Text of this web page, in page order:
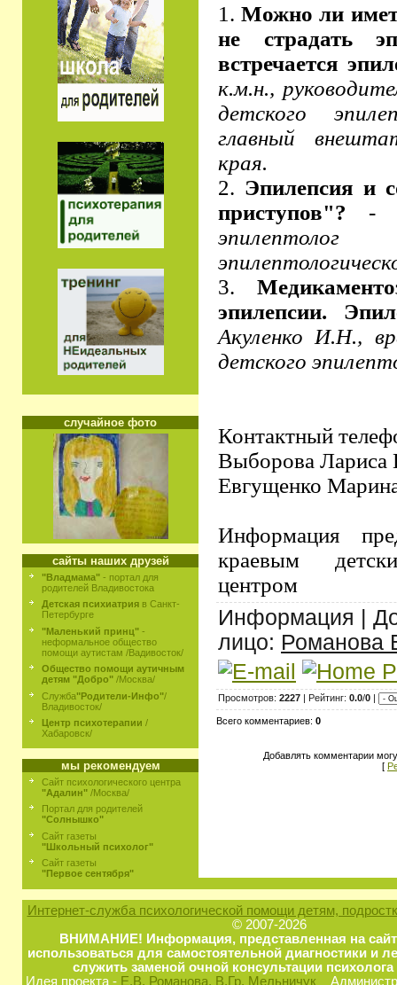
случайное фото
сайты наших друзей
"Владмама" - портал для
родителей Владивостока
Детская психиатрия в Санкт-
Петербурге
"Маленький принц" -
неформальное общество
помощи аутистам /Вадивосток/
Общество помощи аутичным
детям "Добро" /Москва/
Служба"Родители-Инфо"/
Владивосток/
Центр психотерапии /
Хабаровск/
мы рекомендуем
Сайт психологического центра
"Адалин" /Москва/
Портал для родителей
"Солнышко"
Сайт газеты
"Школьный психолог"
Сайт газеты
"Первое сентября"
1.Можно ли
не страдать
встречается
к.м.н.,
детского
главный
края.
2. Эпилепсия и
приступов"? -
эпилептолог
3.
эпилепсии.
Акуленко И.Н.,
детского
Контактный
Выборова Лариса
Евгущенко
Информация
краевым
центром
Информация |
лицо: Романова
Просмотров: 2227 | Рейтинг: 0.0/0 |
Всего комментариев: 0
Добавлять комментарии
[
Интернет-служба психологической помощи детям,
© 2007-2026
ВНИМАНИЕ! Информация, представленная на
использоваться для самостоятельной диагностики и
служить заменой очной консультации
Идея проекта - Е.В. Романова, В.Гр. Мельничук